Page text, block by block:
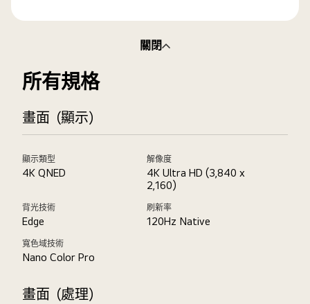
關閉
所有規格
畫面（顯示）
顯示類型
4K QNED
解像度
4K Ultra HD (3,840 x
2,160)
背光技術
Edge
刷新率
120Hz Native
寬色域技術
Nano Color Pro
畫面（處理）